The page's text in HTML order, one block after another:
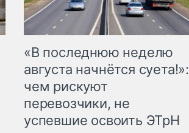
«В последнюю неделю
августа начнётся суета!»:
чем рискуют
перевозчики, не
успевшие освоить ЭТрН